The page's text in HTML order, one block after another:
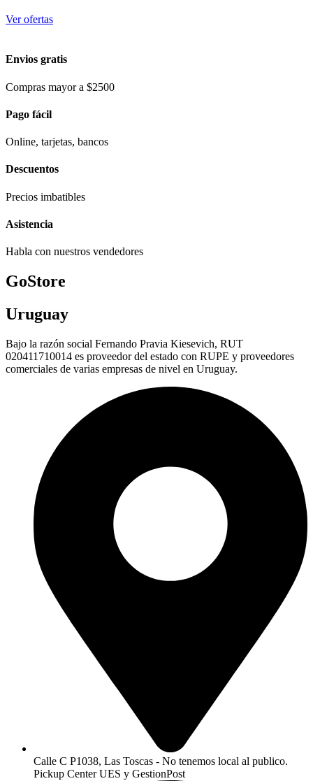
Ver ofertas
Envios gratis
Compras mayor a $2500
Pago fácil
Online, tarjetas, bancos
Descuentos
Precios imbatibles
Asistencia
Habla con nuestros vendedores
GoStore
Uruguay
Bajo la razón social Fernando Pravia Kiesevich, RUT
020411710014 es proveedor del estado con RUPE y proveedores
comerciales de varias empresas de nivel en Uruguay.
Calle C P1038, Las Toscas - No tenemos local al publico.
Pickup Center UES y GestionPost